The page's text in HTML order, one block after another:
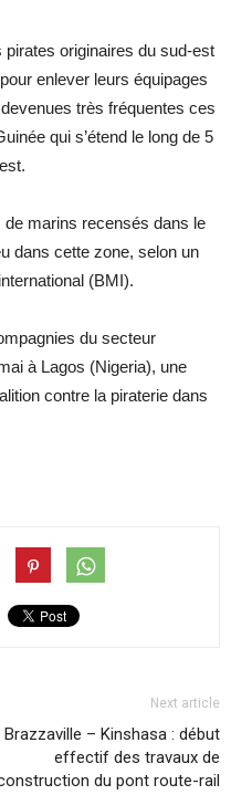
originaires du sud-est
enlever leurs équipages
très fréquentes ces
qui s’étend le long de 5
marins recensés dans le
dans cette zone, selon un
(BMI).
du secteur
à Lagos (Nigeria), une
contre la piraterie dans
Next article
Brazzaville – Kinshasa : début
effectif des travaux de
du pont route-rail